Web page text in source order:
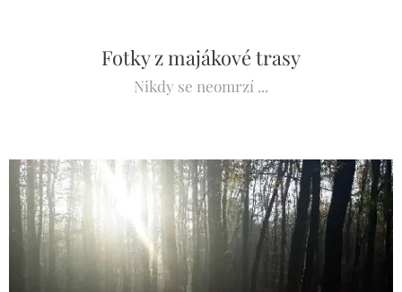
Fotky z majákové trasy
Nikdy se neomrzí ...